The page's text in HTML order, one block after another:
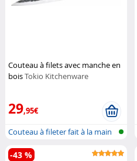
Couteau à filets avec manche en
boisTokio Kitchenware
29,95€
Couteau à fileter fait à la main
-43 %